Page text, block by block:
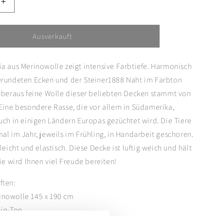
Erhöhen
Sie
die
für
Wolldecke
Sophia
Ausverkauft
aus Merinowolle zeigt intensive Farbtiefe. Harmonisch
Ecken und der Steiner1888 Naht im Farbton
feine Wolle dieser beliebten Decken stammt von
besondere Rasse, die vor allem in Südamerika,
in einigen Ländern Europas gezüchtet wird. Die Tiere
im Jahr, jeweils im Frühling, in Handarbeit geschoren.
und elastisch. Diese Decke ist luftig weich und hält
wird Ihnen viel Freude bereiten!
145 x 190 cm
Ton